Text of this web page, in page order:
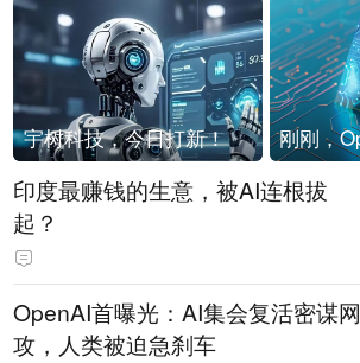
宇树科技，今日打新！
印度最赚钱的生意，被AI连根拔
起？
OpenAI首曝光：AI集会复活密谋网
攻，人类被迫急刹车